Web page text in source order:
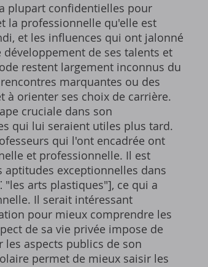
plupart confidentielles pour
la professionnelle qu'elle est
et les influences qui ont jalonné
de ses talents et
restent largement inconnus du
marquantes ou des
orienter ses choix de carrière.
cruciale dans son
qui lui seraient utiles plus tard.
qui l'ont encadrée ont
et professionnelle. Il est
aptitudes exceptionnelles dans
"les arts plastiques"], ce qui a
Il serait intéressant
pour mieux comprendre les
de sa vie privée impose de
aspects publics de son
permet de mieux saisir les